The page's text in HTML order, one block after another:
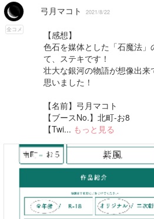
全コメ
弓月マコト 2021/8/22
【感想】
色石を媒体とした「石魔法
て、ステキです！
壮大な銀河の物語が想像出来
思いました！
【名前】弓月マコト
【ブースNo.】北町-お8
【Twi... もっと見る